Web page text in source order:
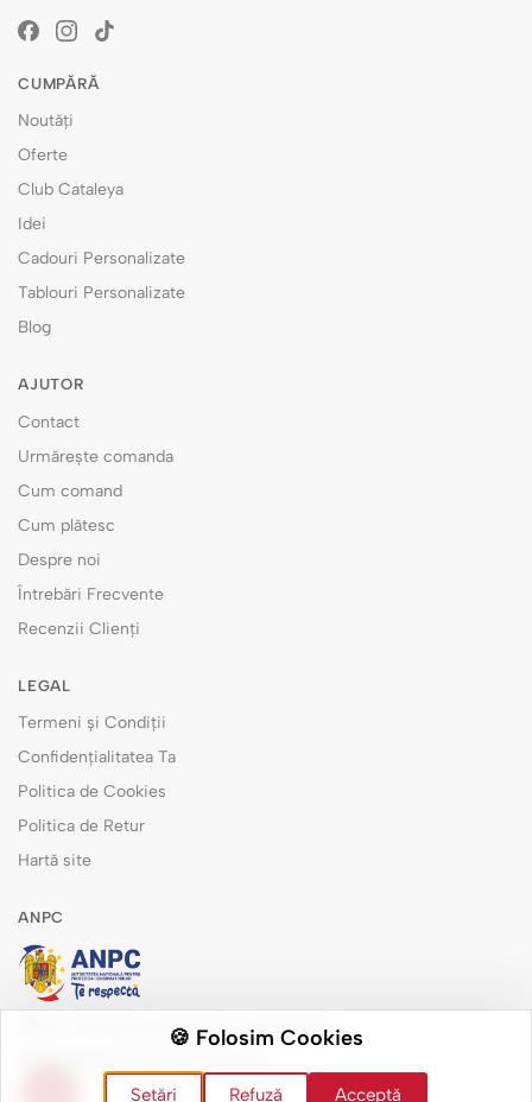
🍪 Folosim Cookies
Setări Refuză Acceptă
CUMPĂRĂ
Noutăți
Oferte
Club Cataleya
Idei
Cadouri Personalizate
Tablouri Personalizate
Blog
AJUTOR
Contact
Urmărește comanda
Cum comand
Cum plătesc
Despre noi
Întrebări Frecvente
Recenzii Clienți
LEGAL
Termeni și Condiții
Confidențialitatea Ta
Politica de Cookies
Politica de Retur
Hartă site
ANPC
Măsuri de remediere pentru consumatori